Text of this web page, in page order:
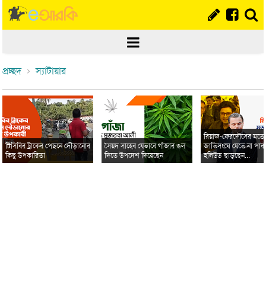
প্রচ্ছদ স্যাটায়ার
টিসিবির ট্রাকের পেছনে দৌড়ানোর
কিছু উপকারিতা
সৈয়দ সাহেব যেভাবে গাঁজার গুল
দিতে উপদেশ দিয়েছেন
রিয়াজ-ফেরদৌসের মতো
জাতিসংঘে যেতে না
হলিউড ছাড়ছেন...